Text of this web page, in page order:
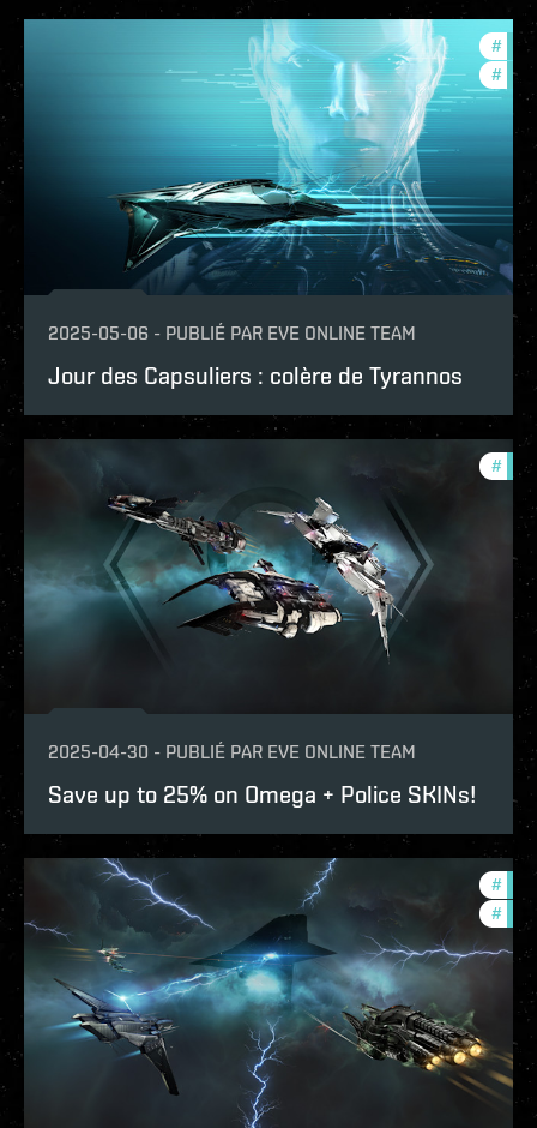
# in-
#
2025-05-06 - PUBLIÉ PAR EVE ONLINE TEAM
Jour des Capsuliers : colère de Tyrannos
#
2025-04-30 - PUBLIÉ PAR EVE ONLINE TEAM
Save up to 25% on Omega + Police SKINs!
#
#